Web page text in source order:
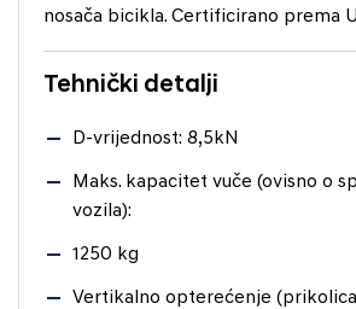
nosača bicikla. Certificirano prema
Tehnički detalji
D-vrijednost: 8,5kN
Maks. kapacitet vuče (ovisno o
vozila):
1250 kg
Vertikalno opterećenje